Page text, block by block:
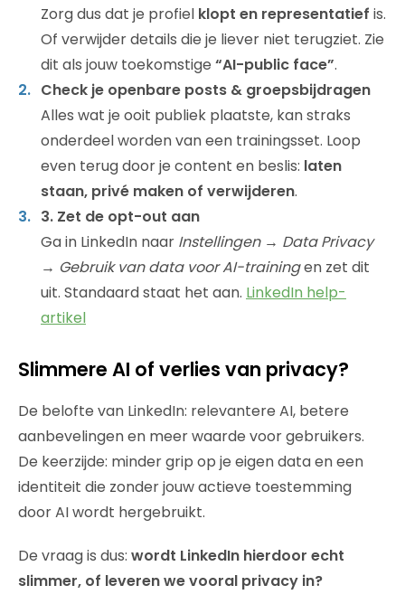
Zorg dus dat je profiel klopt en representatief is.
Of verwijder details die je liever niet terugziet. Zie
dit als jouw toekomstige “AI-public face”.
Check je openbare posts & groepsbijdragen
Alles wat je ooit publiek plaatste, kan straks
onderdeel worden van een trainingsset. Loop
even terug door je content en beslis: laten
staan, privé maken of verwijderen.
3. Zet de opt-out aan
Ga in LinkedIn naar Instellingen → Data Privacy
→ Gebruik van data voor AI-trainingen zet dit
uit. Standaard staat het aan. LinkedIn help-
artikel
Slimmere AI of verlies van privacy?
De belofte van LinkedIn: relevantere AI, betere
aanbevelingen en meer waarde voor gebruikers.
De keerzijde: minder grip op je eigen data en een
identiteit die zonder jouw actieve toestemming
door AI wordt hergebruikt.
De vraag is dus: wordt LinkedIn hierdoor echt
slimmer, of leveren we vooral privacy in?